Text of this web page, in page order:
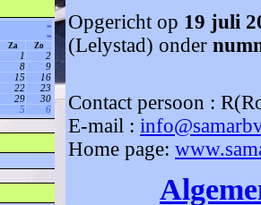
Opgericht op 19 juli
(Lelystad) onder
Contact persoon :
E-mail :
Home page:
»
»
Za Zo
1
2
8
9
15
16
22
23
29
30
5 6